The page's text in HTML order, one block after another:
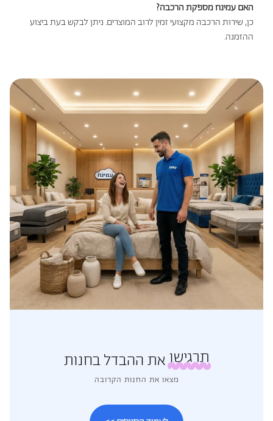
האם עמינח מספקת הרכבה?
כן, שירות הרכבה מקצועי זמין לרוב המוצרים. ניתן לבקש בעת ביצוע
ההזמנה.
תרגישואת ההבדל בחנות
מצאו את החנות הקרובה